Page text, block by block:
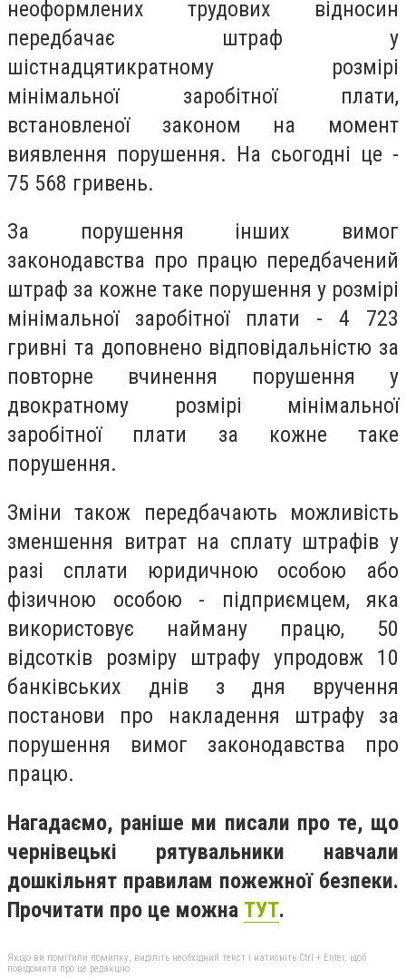
неоформлених трудових відносин
передбачає штраф у
шістнадцятикратному розмірі
мінімальної заробітної плати,
встановленої законом на момент
виявлення порушення. На сьогодні це -
75 568 гривень.
За порушення інших вимог
законодавства про працю передбачений
штраф за кожне таке порушення у розмірі
мінімальної заробітної плати - 4 723
гривні та доповнено відповідальністю за
повторне вчинення порушення у
двократному розмірі мінімальної
заробітної плати за кожне таке
порушення.
Зміни також передбачають можливість
зменшення витрат на сплату штрафів у
разі сплати юридичною особою або
фізичною особою - підприємцем, яка
використовує найману працю, 50
відсотків розміру штрафу упродовж 10
банківських днів з дня вручення
постанови про накладення штрафу за
порушення вимог законодавства про
працю.
Нагадаємо, раніше ми писали про те, що
чернівецькі рятувальники навчали
дошкільнят правилам пожежної безпеки.
Прочитати про це можна ТУТ.
Якщо ви помітили помилку, виділіть необхідний текст і натисніть Ctrl + Enter, щоб
повідомити про це редакцію